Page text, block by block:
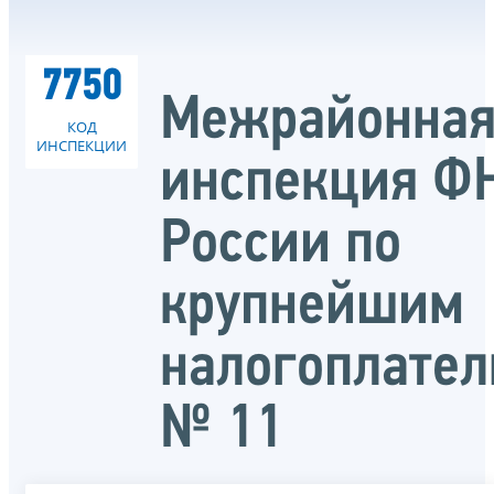
7750
КОД
ИНСПЕКЦИИ
инспекция
России по
крупнейшим
№ 11